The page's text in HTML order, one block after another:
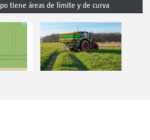
tiene áreas de límite y de curva